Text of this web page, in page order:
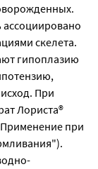
скелета.
гипоплазию
При
Лориста®
при